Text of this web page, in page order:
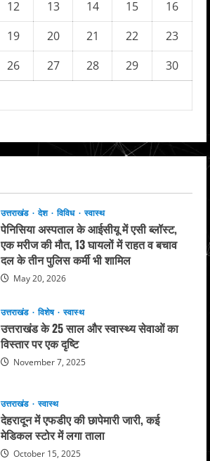
12 13 14 15
16
19 20 21 22
23
26 27 28 29
30
उत्तराखंड देश विविध स्वास्थ
पेनिसिया अस्पताल के आईसीयू में एसी ब्लॉस्ट,
एक मरीज की मौत, 13 घायलों में राहत व बचाव
दल के तीन पुलिस कर्मी भी शामिल
May 20, 2026
उत्तराखंड विशेष स्वास्थ
उत्तराखंड के 25 साल और स्वास्थ्य सेवाओं का
विस्तार पर एक दृष्टि
November 7, 2025
उत्तराखंड स्वास्थ
देहरादून में एफडीए की छापेमारी जारी, कई
मेडिकल स्टोर में लगा ताला
October 15, 2025